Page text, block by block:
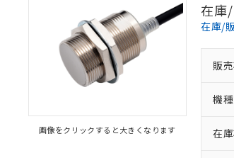
画像をクリックすると大きくなります
在庫
在庫/
販
機
在